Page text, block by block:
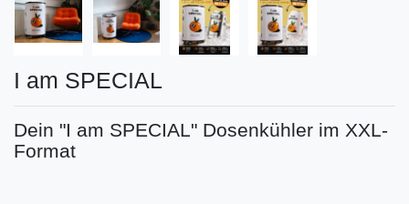
I am SPECIAL
Dein "I am SPECIAL" Dosenkühler im XXL-
Format